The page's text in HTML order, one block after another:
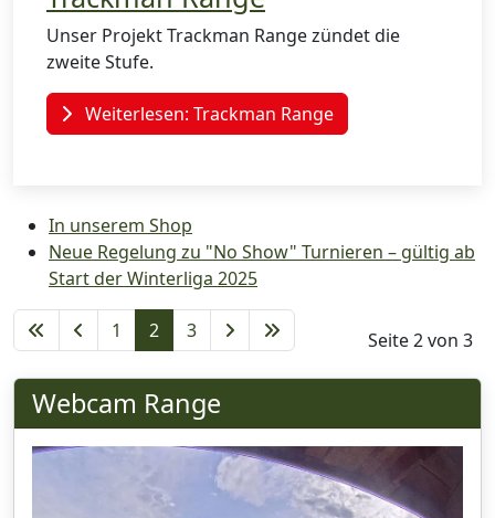
Unser Projekt Trackman Range zündet die
zweite Stufe.
Weiterlesen: Trackman Range
In unserem Shop
Neue Regelung zu "No Show" Turnieren – gültig ab
Start der Winterliga 2025
Seite 2 von 3
1 2 3
Webcam Range